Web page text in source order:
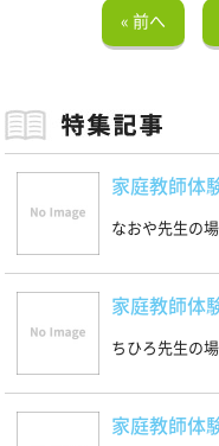
« 前へ
家庭教師体
なおや先生の
家庭教師体
ちひろ先生の
家庭教師体